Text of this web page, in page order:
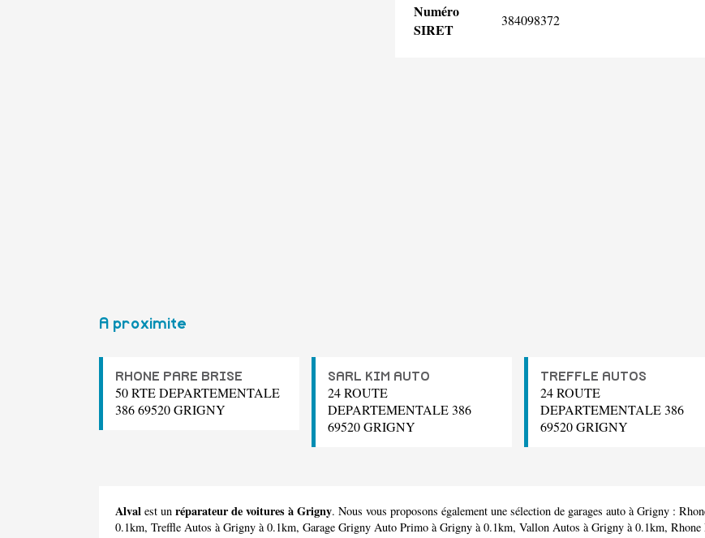
Numéro
SIRET
384098372
A proximite
RHONE PARE BRISE
50 RTE DEPARTEMENTALE
386 69520 GRIGNY
SARL KIM AUTO
24 ROUTE
DEPARTEMENTALE 386
69520 GRIGNY
TREFFLE AUTOS
24 ROUTE
DEPARTEMENTALE 386
69520 GRIGNY
Alval est un réparateur de voitures à Grigny. Nous vous proposons également une sélection de garages auto à Grigny :
0.1km, Treffle Autos à Grigny à 0.1km, Garage Grigny Auto Primo à Grigny à 0.1km, Vallon Autos à Grigny à 0.1km,